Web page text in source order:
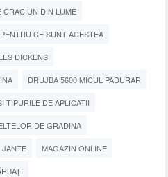
CRACIUN DIN LUME
CE SUNT ACESTEA
DICKENS
DRUJBA 5600 MICUL PADURAR
TIPURILE DE APLICATII
DE GRADINA
JANTE MAGAZIN ONLINE